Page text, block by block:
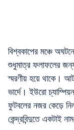
বিশ্বকাপের মঞ্চে
শুধুমাত্র ফলাফলের
স্মরণীয় হয়ে থাকে।
ভার্দে। ইউরো
ফুটবলের নজর কেড়ে
কেন্দ্রবিন্দুতে একটাই